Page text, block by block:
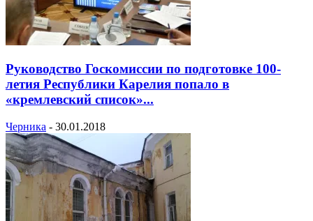
Руководство Госкомиссии по подготовке 100-
летия Республики Карелия попало в
«кремлевский список»...
Черника - 30.01.2018